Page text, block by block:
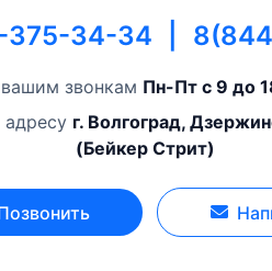
34-34
звонкам Пн-Пт с 9 до
г. Волгоград,
(Бейкер Стрит)